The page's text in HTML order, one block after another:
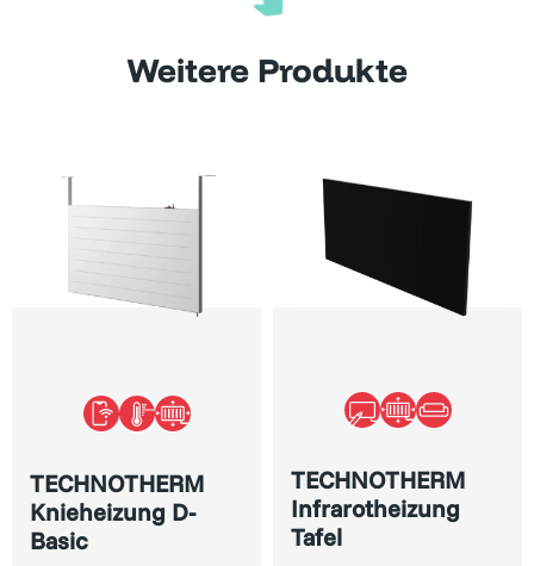
Weitere Produkte
TECHNOTHERM
Knieheizung D-
Basic
TECHNOTHERM
Infrarotheizung
Tafel